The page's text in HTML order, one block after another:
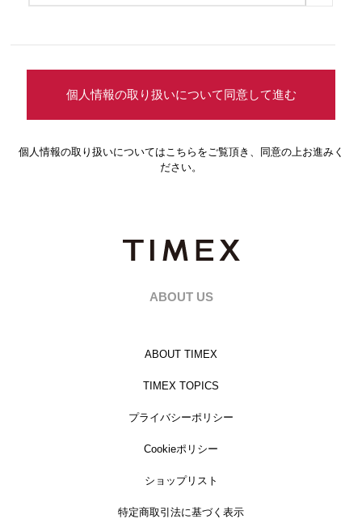
個人情報の取り扱いについて同意して進む
個人情報の取り扱いについてはこちら をご覧頂き、同意の上お進みく
ださい。
ABOUT US
ABOUT TIMEX
TIMEX TOPICS
プライバシーポリシー
Cookieポリシー
ショップリスト
特定商取引法に基づく表示